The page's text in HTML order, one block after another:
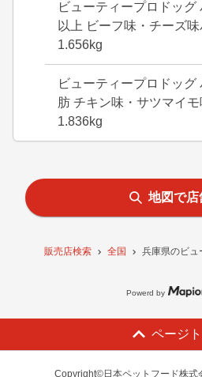
販売店検索 全国 兵庫県のビュ
ビューティープロドッグ
以上 ビーフ味・チーズ
1.656kg
ビューティープロドッグ
肪 チキン味・サツマイ
1.836kg
地図で店
Powerd by
ページ
Copyright©日本ペットフード株式